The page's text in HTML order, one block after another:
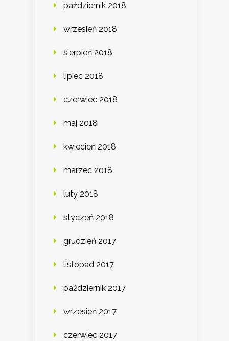
październik 2018
wrzesień 2018
sierpień 2018
lipiec 2018
czerwiec 2018
maj 2018
kwiecień 2018
marzec 2018
luty 2018
styczeń 2018
grudzień 2017
listopad 2017
październik 2017
wrzesień 2017
czerwiec 2017